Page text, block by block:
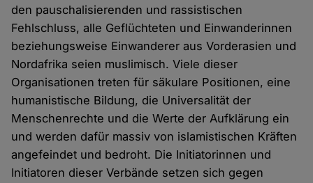
den pauschalisierenden und rassistischen
Fehlschluss, alle Geflüchteten und Einwanderinnen
beziehungsweise Einwanderer aus Vorderasien und
Nordafrika seien muslimisch. Viele dieser
Organisationen treten für säkulare Positionen, eine
humanistische Bildung, die Universalität der
Menschenrechte und die Werte der Aufklärung ein
und werden dafür massiv von islamistischen Kräften
angefeindet und bedroht. Die Initiatorinnen und
Initiatoren dieser Verbände setzen sich gegen